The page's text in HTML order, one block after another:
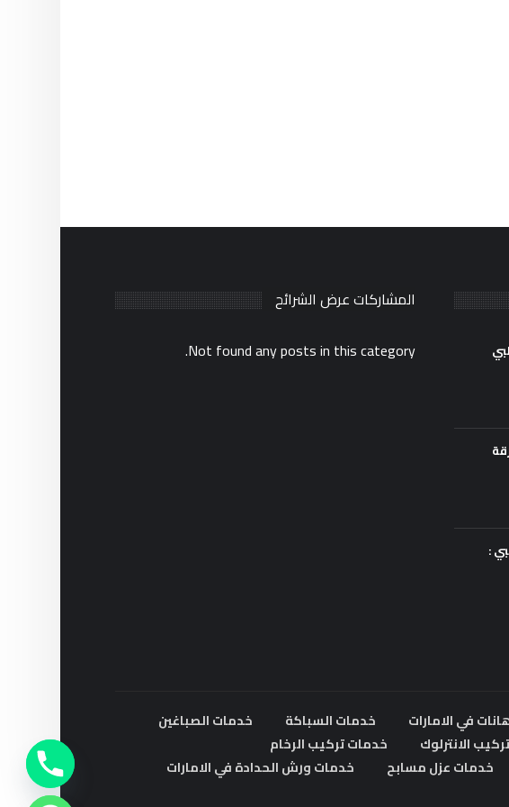
:
المشاركات عرض الشرائح
Not found any posts in this category.
في الامارات خدمات السباكة
خدمات الصباغين
الانترلوك
خدمات تركيب الرخام
خدمات عزل مسابح
خدمات ورش الحدادة في الامارات